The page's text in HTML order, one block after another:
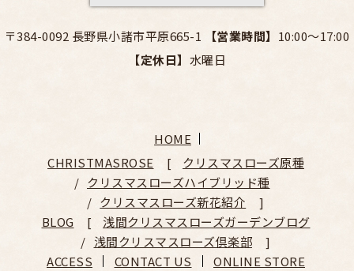
〒384-0092 長野県小諸市平原665-1 【営業時間】 10:00～17:00
【定休日】 水曜日
HOME
CHRISTMASROSE
クリスマスローズ原種
クリスマスローズハイブリッド種
クリスマスローズ新花紹介
BLOG
浅間クリスマスローズガーデンブログ
浅間クリスマスローズ倶楽部
ACCESS
CONTACT US ONLINE STORE